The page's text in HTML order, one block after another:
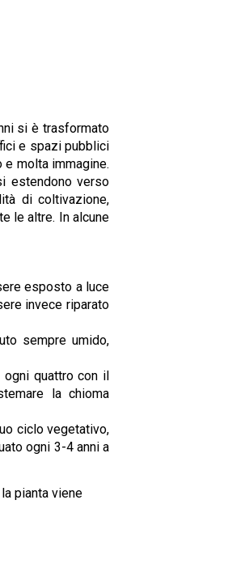
si è trasformato
e spazi pubblici
molta immagine.
estendono verso
di coltivazione,
le altre. In alcune
esposto a luce
invece riparato
sempre umido,
quattro con il
la chioma
ciclo vegetativo,
ogni 3-4 anni a
pianta viene